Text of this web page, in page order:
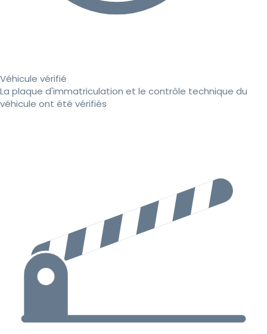
Véhicule vérifié
La plaque d'immatriculation et le contrôle technique du
véhicule ont été vérifiés